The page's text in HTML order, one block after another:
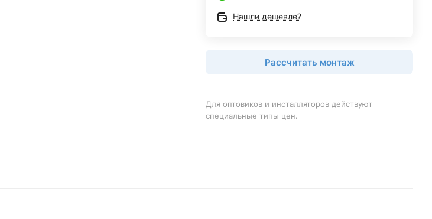
Нашли дешевле?
Рассчитать монтаж
Для оптовиков и инсталляторов действуют
специальные типы цен.